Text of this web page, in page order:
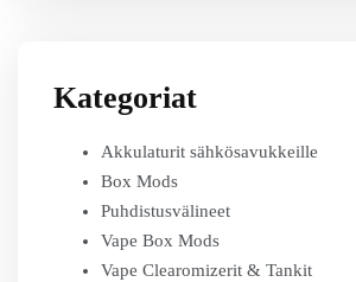
Kategoriat
Akkulaturit sähkösavukkeille
Box Mods
Puhdistusvälineet
Vape Box Mods
Vape Clearomizerit & Tankit